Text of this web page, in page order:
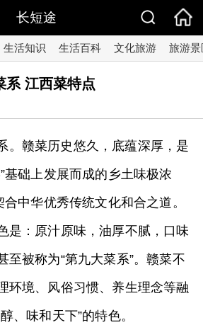
长短途
生活知识 生活百科 文化旅游 旅游景
系 江西菜特点
。赣菜历史悠久，底蕴深厚，是
基础上发展而成的乡土味极浓
合中华优秀传统文化和合之道。
是：原汁原味，油厚不腻，口味
至被称为“第九大菜系”。赣菜不
环境、风俗习惯、养生理念等融
、味和天下”的特色。